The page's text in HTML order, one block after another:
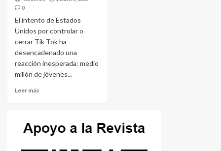
0
El intento de Estados
Unidos por controlar o
cerrar Tik Tok ha
desencadenado una
reacción inesperada: medio
millón de jóvenes...
Leer más